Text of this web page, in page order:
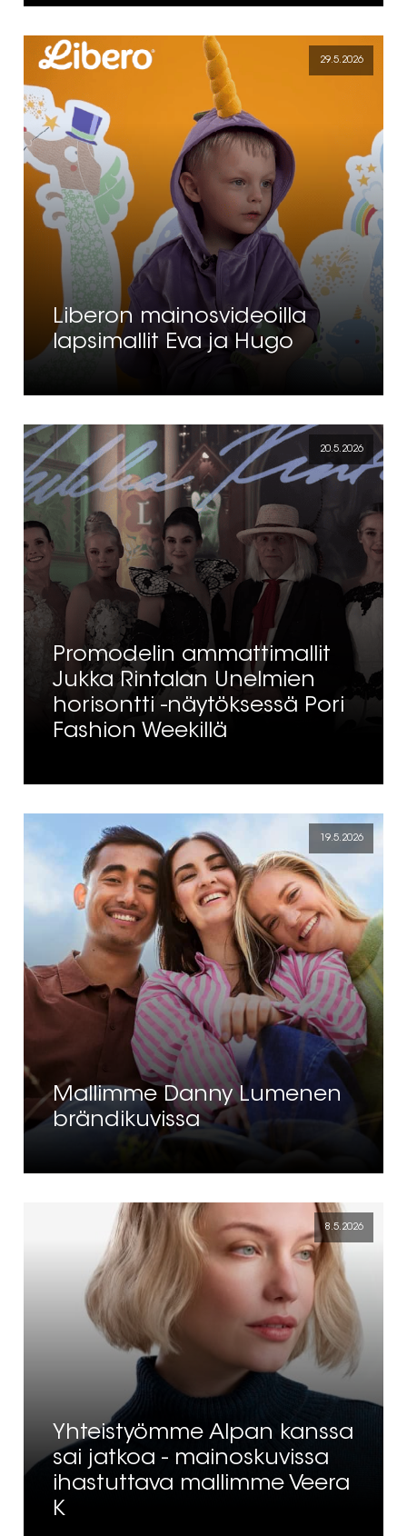
29.5.2026
Liberon mainosvideoilla
lapsimallit Eva ja Hugo
20.5.2026
Promodelin ammattimallit
Jukka Rintalan Unelmien
horisontti -näytöksessä Pori
Fashion Weekillä
19.5.2026
Mallimme Danny Lumenen
brändikuvissa
8.5.2026
Yhteistyömme Alpan kanssa
sai jatkoa - mainoskuvissa
ihastuttava mallimme Veera
K